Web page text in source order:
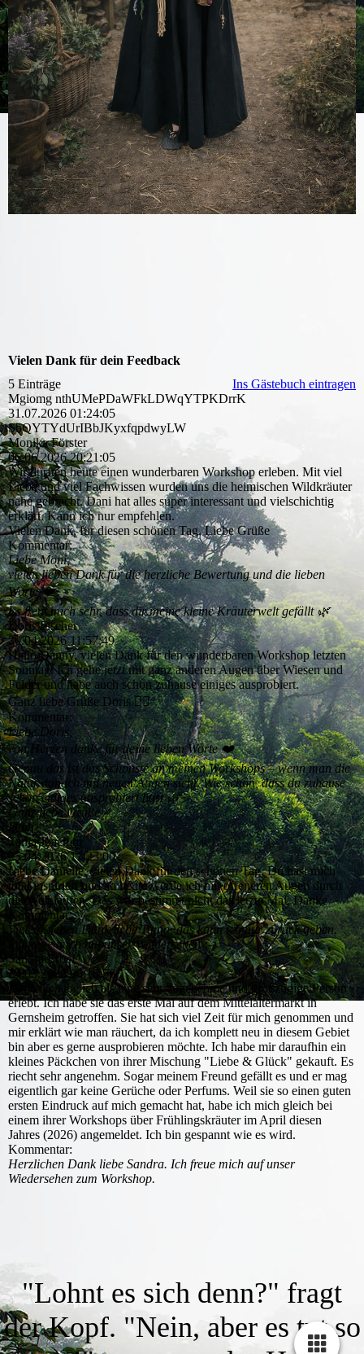
Vielen Dank für dein Feedback
5 Einträge
Ins Gästebuch eintragen
Mgiomg nthUMePDaWFkLDWqYTPKDrrK
31.07.2026 01:24:05
SbQYTYdUrIBbJKyxfqpdwyL­W
Monika Förster
06.06.2026 20:21:05
Wir durften heute einen wunderbaren Workshop erleben. Mit viel
Liebe und viel Fachwissen wurden uns die heimischen Wildkräuter
nahe gebracht. Dani hat alles super interessant und vielschichtig
erklärt. Kann ich nur empfehlen.
Vielen Dank, für diesen schönen Tag. Liebe Grüße
Kommentar:
Liebe Moni,
vielen lieben Dank für die herzliche Bewertung und die lieben
Worte ❤️
Es freut mich sehr, dass dir meine kleine Kräuterwelt gefällt 🌿
Doris Fischer
30.04.2026 11:57:49
Hallo Danny, vielen Dank für den wunderbaren Workshop letzten
Sonntag. Ich gehe jetzt mit ganz anderen Augen über Wiesen und
Felder und habe auch schon zuhause einiges ausprobiert.
Ganz liebe Grüße Doris 🧚‍♂️
Kommentar:
Liebe Doris,
von Herzen danke für deine lieben Worte ❤️
Genau das ist das Schönste an meinen Workshops – wenn man die
Natur danach mit neuen Augen sieht. Wie schön, dass du zuhause
schon einiges ausprobiert hast 🌿✨
Ganz liebe Grüße
Dani
Tanja Joachim
25.04.2026 17:23:00
Liebe Danielle, vielen Dank für den schönen Tag. Du hast mich
total inspiriert und ab heute werde ich mit offeneren Augen durch
die Welt laufen. Das war bestimmt nicht das letzte Mal. Danke
Kommentar:
Vielen Lieben Dank liebe Tanja, das kann ich nur zurück geben.
Ich freue mich auf unser Wiedersehen :-)
Sandra Erbel
24.03.2026 06:16:56
Danielle habe ich als eine sehr angenehme und großzügige Person
erlebt. Ich habe sie das erste Mal auf dem Mittelaltermarkt in
Gernsheim getroffen. Sie hat sich viel Zeit für mich genommen und
mir erklärt wie man räuchert, da ich komplett neu in diesem Gebiet
bin aber es gerne ausprobieren möchte. Ich habe mir daraufhin ein
kleines Päckchen von ihrer Mischung "Liebe & Glück" gekauft. Es
riecht sehr angenehm. Sogar meinem Freund gefällt es und er mag
eigentlich gar keine Gerüche oder Perfums. Weil sie so einen guten
ersten Eindruck auf mich gemacht hat, habe ich mich gleich bei
einem ihrer Workshops über Frühlingskräuter im April diesen
Jahres (2026) angemeldet. Ich bin gespannt wie es wird.
Kommentar:
Herzlichen Dank liebe Sandra. Ich freue mich auf unser
Wiedersehen zum Workshop.
"Lohnt es sich denn?" fragt
der Kopf. "Nein, aber es tut so